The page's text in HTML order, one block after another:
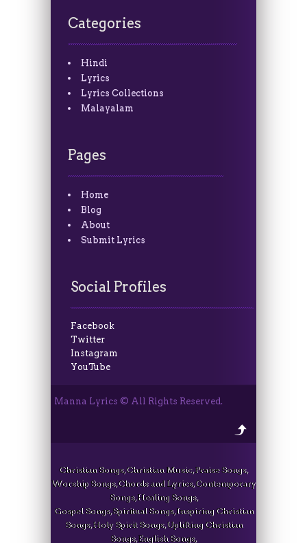
Categories
Hindi
Lyrics
Lyrics Collections
Malayalam
Pages
Home
Blog
About
Submit Lyrics
Social Profiles
Facebook
Twitter
Instagram
YouTube
Manna Lyrics © All Rights Reserved.
Christian Songs, Christian Music, Praise Songs,
Worship Songs, Chords and Lyrics, Contemporary
Songs, Healing Songs,
Gospel Songs, Spiritual Songs, Inspiring Christian
Songs, Holy Spirit Songs, Uplifting Christian
Songs, English Songs,